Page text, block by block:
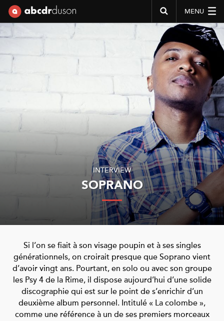
MENU
Abcdr du Son
INTERVIEW
SOPRANO
Si l’on se fiait à son visage poupin et à ses singles
générationnels, on croirait presque que Soprano vient
d’avoir vingt ans. Pourtant, en solo ou avec son groupe
les Psy 4 de la Rime, il dispose aujourd’hui d’une solide
discographie qui est sur le point de s’enrichir d’un
deuxième album personnel. Intitulé « La colombe »,
comme une référence à un de ses premiers morceaux